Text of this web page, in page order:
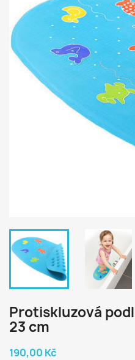
Protiskluzová
23 cm
190,00 Kč